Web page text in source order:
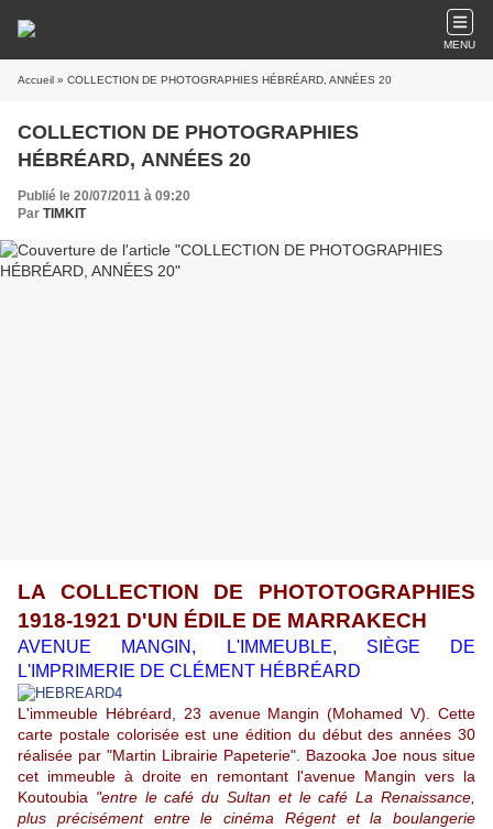
MENU
Accueil » COLLECTION DE PHOTOGRAPHIES HÉBRÉARD, ANNÉES 20
COLLECTION DE PHOTOGRAPHIES
HÉBRÉARD, ANNÉES 20
Publié le 20/07/2011 à 09:20
Par TIMKIT
LA COLLECTION DE PHOTOTOGRAPHIES
1918-1921 D'UN ÉDILE DE MARRAKECH
AVENUE MANGIN, L'IMMEUBLE, SIÈGE DE
L'IMPRIMERIE DE CLÉMENT HÉBRÉARD
L'immeuble Hébréard, 23 avenue Mangin (Mohamed V). Cette
carte postale colorisée est une édition du début des années 30
réalisée par "Martin Librairie Papeterie". Bazooka Joe nous situe
cet immeuble à droite en remontant l'avenue Mangin vers la
Koutoubia "entre le café du Sultan et le café La Renaissance,
plus précisément entre le cinéma Régent et la boulangerie